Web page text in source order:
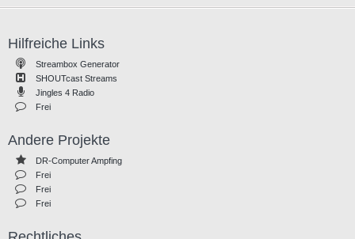
Hilfreiche Links
Streambox Generator
SHOUTcast Streams
Jingles 4 Radio
Frei
Andere Projekte
DR-Computer Ampfing
Frei
Frei
Frei